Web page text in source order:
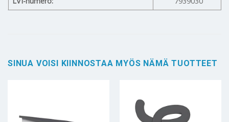
SINUA VOISI KIINNOSTAA MYÖS NÄMÄ TUOTTEET